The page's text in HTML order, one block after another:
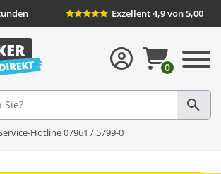
Exzellent 4,9 von 5,00
Hotline 07961 / 5799-0
0